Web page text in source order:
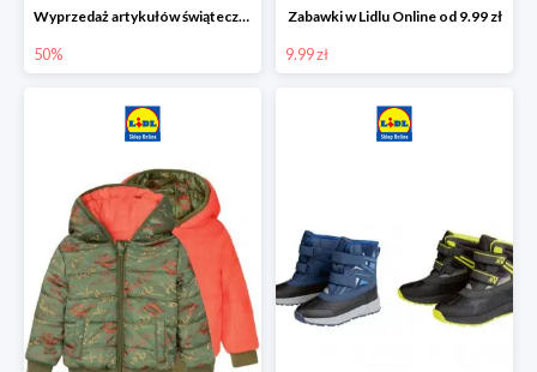
Wyprzedaż artykułów świątecznych w Lidlu Online
50%
Zabawki w Lidlu Online od 9.99 zł
9.99 zł